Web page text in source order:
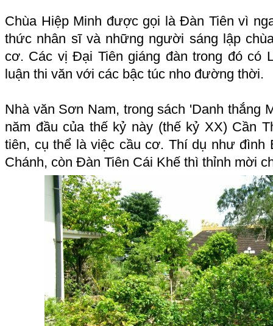
Chùa Hiệp Minh được gọi là Đàn Tiên vì
thức nhân sĩ và những người sáng lập
cơ. Các vị Đại Tiên giáng đàn trong đó có
luận thi văn với các bậc túc nho đường thời.
Nhà văn Sơn Nam, trong sách 'Danh thắng
năm đầu của thế kỷ này (thế kỷ XX) Cần
tiên, cụ thể là việc cầu cơ. Thí dụ như đình
Chánh, còn Đàn Tiên Cái Khế thì thỉnh mời